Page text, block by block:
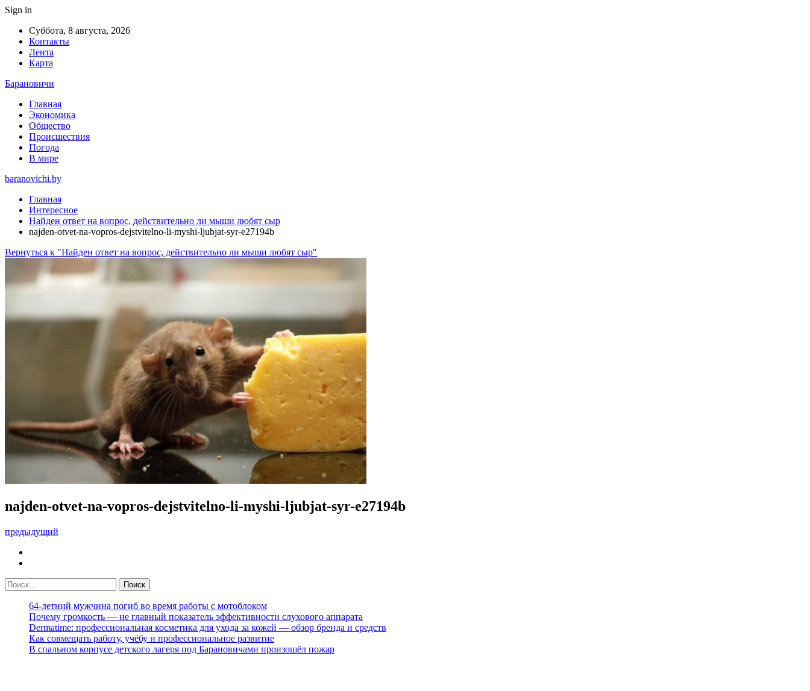
Sign in
Суббота, 8 августа, 2026
Контакты
Лента
Карта
Барановичи
Главная
Экономика
Общество
Происшествия
Погода
В мире
baranovichi.by
Главная
Интересное
Найден ответ на вопрос, действительно ли мыши любят сыр
najden-otvet-na-vopros-dejstvitelno-li-myshi-ljubjat-syr-e27194b
Вернуться к "Найден ответ на вопрос, действительно ли мыши любят сыр"
najden-otvet-na-vopros-dejstvitelno-li-myshi-ljubjat-syr-e27194b
предыдущий
64-летний мужчина погиб во время работы с мотоблоком
Почему громкость — не главный показатель эффективности слухового аппарата
Dermatime: профессиональная косметика для ухода за кожей — обзор бренда и средств
Как совмещать работу, учёбу и профессиональное развитие
В спальном корпусе детского лагеря под Барановичами произошёл пожар